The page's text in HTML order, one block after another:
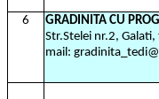
6
GRADINITA CU
Str.Stelei nr.2,
mail: